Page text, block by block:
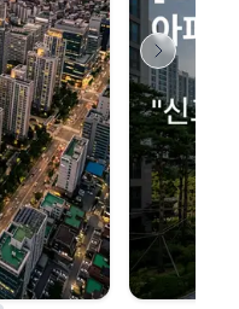
안내
지도를 불러올 수 없습니다.
송합니다.